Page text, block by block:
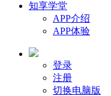
知享学堂
APP介绍
APP体验
登录
注册
切换电脑版